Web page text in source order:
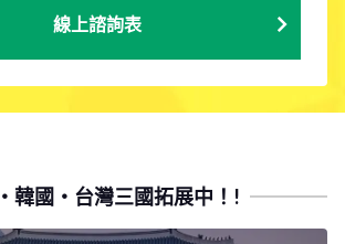
線上諮詢表
韓國・台灣三國拓展中！!